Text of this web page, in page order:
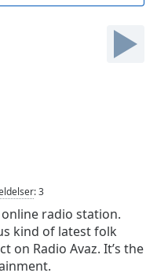
:3
online radio station.
kind of latest folk
on Radio Avaz. It’s the